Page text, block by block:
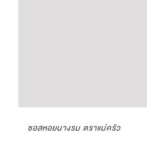
ซอสหอยนางรม ตราแม่ครัว